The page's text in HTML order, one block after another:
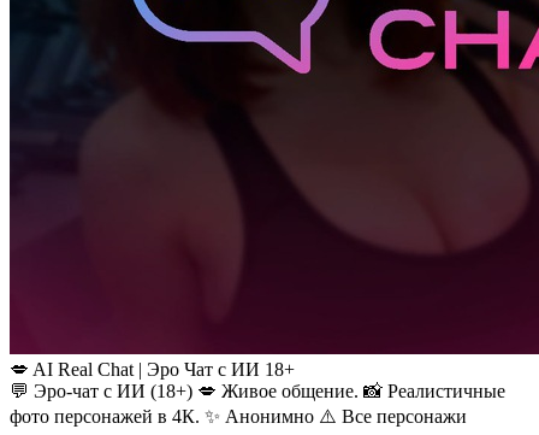
💋 AI Real Chat | Эро Чат с ИИ 18+
💬 Эро-чат с ИИ (18+) 💋 Живое общение. 📸 Реалистичные
фото персонажей в 4К. ✨ Анонимно ⚠️ Все персонажи